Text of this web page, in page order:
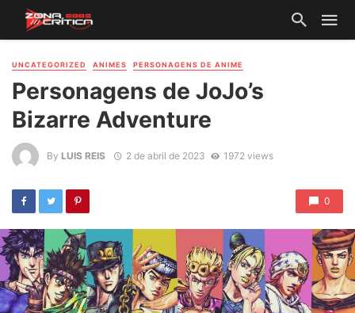
UNCATEGORIZED ANIMES PERSONAGENS DE ANIME
Personagens de JoJo’s
Bizarre Adventure
By LUIS REIS 2 de abril de 2023 1972 views
0